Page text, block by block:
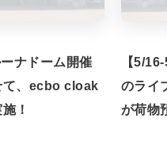
ナドーム開催
て、ecbo cloak
！
【5/
のライ
が荷物